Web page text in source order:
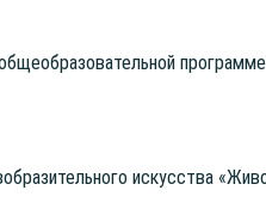
искус­ства